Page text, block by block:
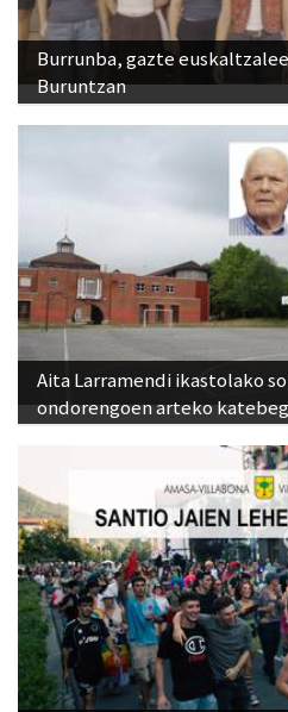
Burrunba, gazte
Buruntzan
Aita Larramendi ikastolako
ondorengoen arteko